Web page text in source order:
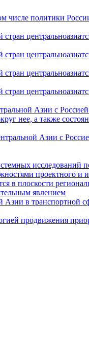
политики
Азии с
а также
Азии с
исследований
проектного и
в плоскости
явлением
в
продвижения